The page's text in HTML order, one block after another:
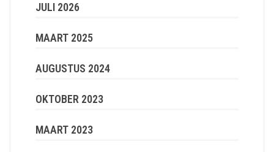
JULI 2026
MAART 2025
AUGUSTUS 2024
OKTOBER 2023
MAART 2023